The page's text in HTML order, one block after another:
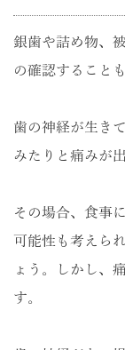
銀歯や詰め物、
の確認すること
歯の神経が生き
みたりと痛みが
その場合、食事
可能性も考えら
ょう。しかし、
す。